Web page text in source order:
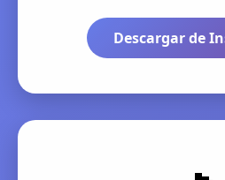
Descargar de